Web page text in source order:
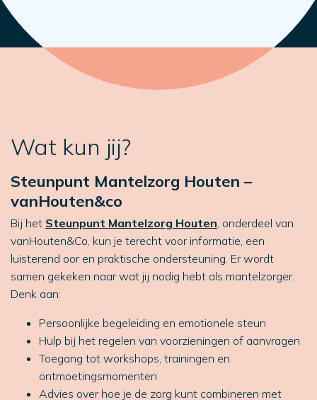
Wat kun jij?
Steunpunt Mantelzorg Houten –
vanHouten&co
Bij het Steunpunt Mantelzorg Houten, onderdeel van
vanHouten&Co, kun je terecht voor informatie, een
luisterend oor en praktische ondersteuning. Er wordt
samen gekeken naar wat jij nodig hebt als mantelzorger.
Denk aan:
Persoonlijke begeleiding en emotionele steun
Hulp bij het regelen van voorzieningen of aanvragen
Toegang tot workshops, trainingen en
ontmoetingsmomenten
Advies over hoe je de zorg kunt combineren met